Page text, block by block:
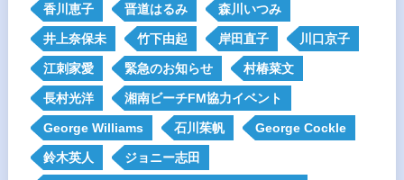
香川恵子 晋道はるみ 森川いつみ
井上奈保未 竹下由起 岸田直子 川口京子
江刺家愛 緊急のお知らせ 村椿菜文
長村光洋 湘南ビーチFM協力イベント
George Williams 石川茱帆 George Cockle
鈴木英人 ジョニー志田